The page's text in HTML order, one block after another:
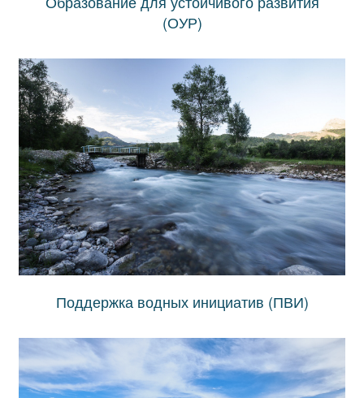
(ОУР)
Поддержка водных инициатив (ПВИ)